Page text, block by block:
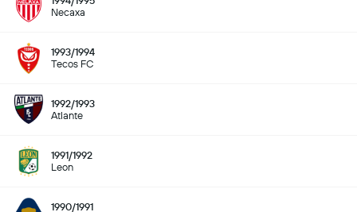
Necaxa
1993/1994
Tecos FC
1992/1993
Atlante
1991/1992
Leon
1990/1991